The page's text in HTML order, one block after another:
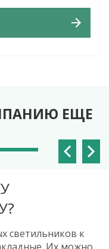
ЕЩЕ
светильников к
ТРУБЫ?
от пола до
было нормой
есть более
В этом случае
а не
нишу и в нее